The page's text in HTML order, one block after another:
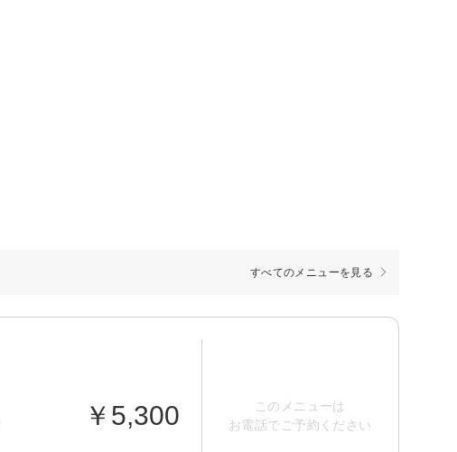
すべてのメニューを見る
￥5,300
このメニューは
お電話でご予約ください